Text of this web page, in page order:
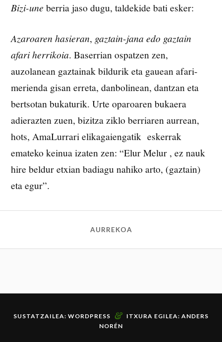
Bizi-une berria jaso dugu, taldekide bati esker:
Azaroaren hasieran, gaztain-jana edo gaztain
afari herrikoia. Baserrian ospatzen zen,
auzolanean gaztainak bildurik eta gauean afari-
merienda gisan erreta, danbolinean, dantzan eta
bertsotan bukaturik. Urte oparoaren bukaera
adierazten zuen, bizitza ziklo berriaren aurrean,
hots, AmaLurrari elikagaiengatik eskerrak
emateko keinua izaten zen: “Elur Melur , ez nauk
hire beldur etxian badiagu nahiko arto, (gaztain)
eta egur”.
AURREKOA
SUSTATZAILEA: WORDPRESS & ITXURA EGILEA: ANDERS
NORÉN